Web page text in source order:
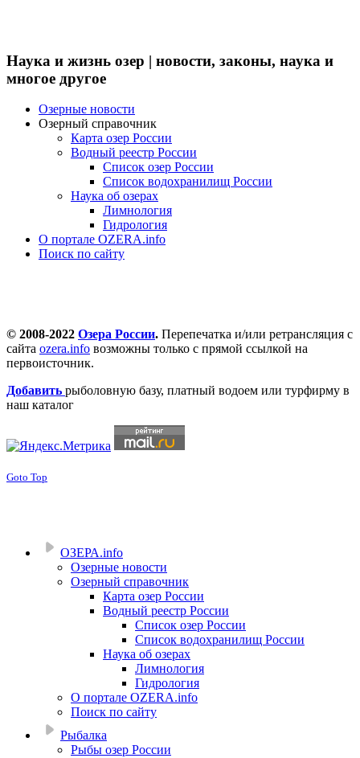
Наука и жизнь озер | новости, законы, наука и
многое другое
Озерные новости
Озерный справочник
Карта озер России
Водный реестр России
Список озер России
Список водохранилищ России
Наука об озерах
Лимнология
Гидрология
О портале OZERA.info
Поиск по сайту
© 2008-2022 Озера России. Перепечатка и/или ретрансляция с
сайта ozera.info возможны только с прямой ссылкой на
первоисточник.
Добавить рыболовную базу, платный водоем или турфирму в
наш каталог
Goto Top
ОЗЕРА.info
Озерные новости
Озерный справочник
Карта озер России
Водный реестр России
Список озер России
Список водохранилищ России
Наука об озерах
Лимнология
Гидрология
О портале OZERA.info
Поиск по сайту
Рыбалка
Рыбы озер России